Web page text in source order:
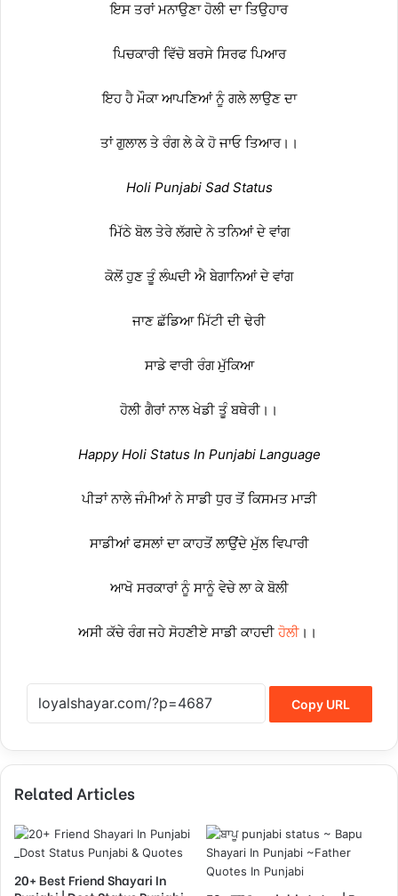
ਇਸ ਤਰਾਂ ਮਨਾਉਣਾ ਹੋਲੀ ਦਾ ਤਿਉਹਾਰ
ਪਿਚਕਾਰੀ ਵਿੱਚੋ ਬਰਸੇ ਸਿਰਫ ਪਿਆਰ
ਇਹ ਹੈ ਮੌਕਾ ਆਪਣਿਆਂ ਨੂੰ ਗਲੇ ਲਾਉਣ ਦਾ
ਤਾਂ ਗੁਲਾਲ ਤੇ ਰੰਗ ਲੇ ਕੇ ਹੋ ਜਾਓ ਤਿਆਰ।।
Holi Punjabi Sad Status
ਮਿੱਠੇ ਬੋਲ ਤੇਰੇ ਲੱਗਦੇ ਨੇ ਤਨਿਆਂ ਦੇ ਵਾਂਗ
ਕੋਲੋਂ ਹੁਣ ਤੂੰ ਲੰਘਦੀ ਐ ਬੇਗਾਨਿਆਂ ਦੇ ਵਾਂਗ
ਜਾਣ ਛੱਡਿਆ ਮਿੱਟੀ ਦੀ ਢੇਰੀ
ਸਾਡੇ ਵਾਰੀ ਰੰਗ ਮੁੱਕਿਆ
ਹੋਲੀ ਗੈਰਾਂ ਨਾਲ ਖੇਡੀ ਤੂੰ ਬਥੇਰੀ।।
Happy Holi Status In Punjabi Language
ਪੀੜਾਂ ਨਾਲੇ ਜੰਮੀਆਂ ਨੇ ਸਾਡੀ ਧੁਰ ਤੋਂ ਕਿਸਮਤ ਮਾੜੀ
ਸਾਡੀਆਂ ਫਸਲਾਂ ਦਾ ਕਾਹਤੋਂ ਲਾਉਂਦੇ ਮੁੱਲ ਵਿਪਾਰੀ
ਆਖੋ ਸਰਕਾਰਾਂ ਨੂੰ ਸਾਨੂੰ ਵੇਚੇ ਲਾ ਕੇ ਬੋਲੀ
ਅਸੀ ਕੱਚੇ ਰੰਗ ਜਹੇ ਸੋਹਣੀਏ ਸਾਡੀ ਕਾਹਦੀ ਹੋਲੀ।।
Copy URL
Related Articles
20+ Best Friend Shayari In